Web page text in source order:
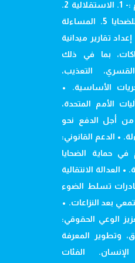
من التوثيق إلى العدالة قيم سام :- 1. الاستقلالية 2.
المهنية 3. النزاهة 4. العدالة للضحايا 5. المساءلة
تقارير ميدانية
بما في ذلك
التعذيب،
الأساسية. •
الأمم المتحدة،
من أجل الدفع نحو
• الدعم القانوني:
حماية الضحايا
العدالة الانتقالية
تسلط الضوء
بعد النزاعات. •
الوعي الحقوقي:
وتطوير المعرفة
الفئات